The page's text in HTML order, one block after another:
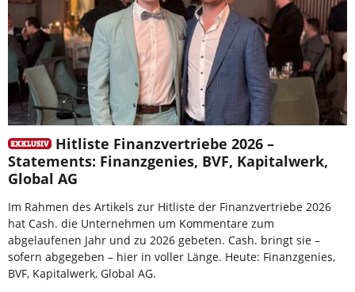
Hitliste Finanzvertriebe 2026 –
Statements: Finanzgenies, BVF, Kapitalwerk,
Global AG
Im Rahmen des Artikels zur Hitliste der Finanzvertriebe 2026
hat Cash. die Unternehmen um Kommentare zum
abgelaufenen Jahr und zu 2026 gebeten. Cash. bringt sie –
sofern abgegeben – hier in voller Länge. Heute: Finanzgenies,
BVF, Kapitalwerk, Global AG.